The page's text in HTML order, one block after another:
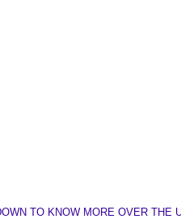
TO KNOW MORE OVER THE